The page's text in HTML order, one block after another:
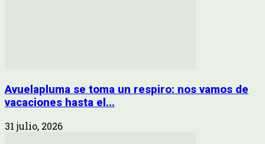
Avuelapluma se toma un respiro: nos vamos de
vacaciones hasta el...
31 julio, 2026